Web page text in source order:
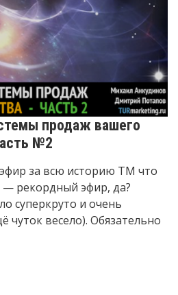
продаж вашего
№2
за всю историю ТМ что
рекордный эфир, да?
суперкруто и очень
чуток весело). Обязательно